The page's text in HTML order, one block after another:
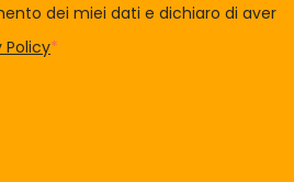
dei miei dati e dichiaro di aver
Policy*